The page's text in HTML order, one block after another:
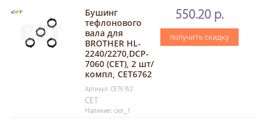
Бушинг
тефлонового
вала для
BROTHER HL-
2240/2270,DCP-
7060 (CET), 2 шт/
компл, CET6762
Артикул: CET6762
CET
Наличие: скл_1
550.20 р.
получить скидку